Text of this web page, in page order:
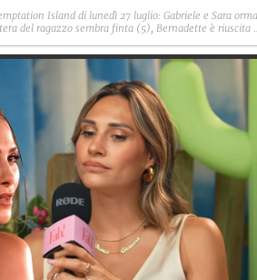
Island di lunedì 27 luglio: Gabriele e Sara
del ragazzo sembra finta (5), Bernadette è riuscita
momento (4).